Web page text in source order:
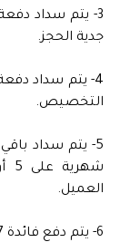
جدية الحجز.
التخصيص.
العميل.
6- يتم دفع فائدة 7% على باقي سعر الشقة.